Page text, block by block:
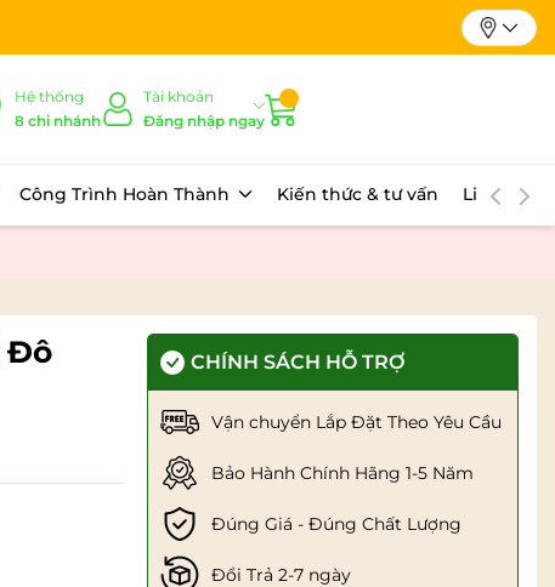
Hệ thống
8 chi nhánh
Tài khoản
Đăng nhập ngay
Công Trình Hoàn Thành Kiến thức & tư vấn Liên hệ
Đô
CHÍNH SÁCH HỖ TRỢ
Vận chuyển Lắp Đặt Theo Yêu Cầu
Bảo Hành Chính Hãng 1-5 Năm
Đúng Giá - Đúng Chất Lượng
Đổi Trả 2-7 ngày